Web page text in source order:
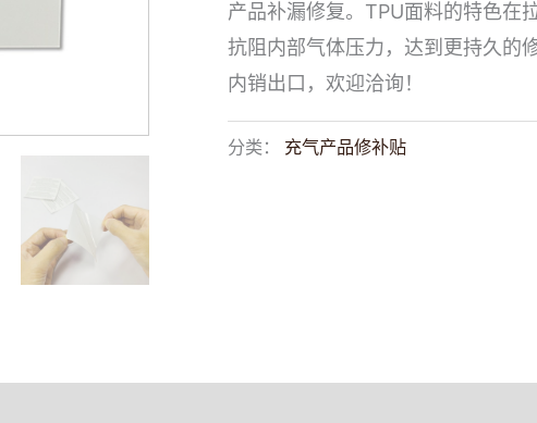
产品补漏修复。TPU面料的特色在
抗阻内部气体压力，达到更持久的
内销出口，欢迎洽询！
分类： 充气产品修补贴